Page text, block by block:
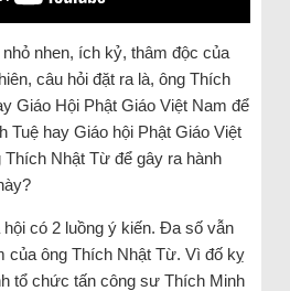
nhen, ích kỷ, thâm độc của
câu hỏi đặt ra là, ông Thích
Giáo Hội Phật Giáo Việt Nam để
Tuệ hay Giáo hội Phật Giáo Việt
Nhật Từ để gây ra hành
có 2 luồng ý kiến. Đa số vẫn
của ông Thích Nhật Từ. Vì đố kỵ
tổ chức tấn công sư Thích Minh